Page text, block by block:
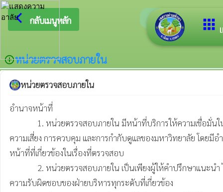
apps
arrow_back_ios กลับเมนูหลัก ยินดีต้อนรับสู่เ
add_circle_outlineหน่วยตรวจสอบภายใน
หน่วยตรวจสอบภายใน
อำนาจหน้าที่
ความเสี่ยง การควบคุม และการกำกับดูแลของมหาวิทยาลัย โดยมี
หน้าที่ที่เกี่ยวข้องในเรื่องที่ตรวจสอบ
ความรับผิดชอบของฝ่ายบริหารทุกระดับที่เกี่ยวข้อง